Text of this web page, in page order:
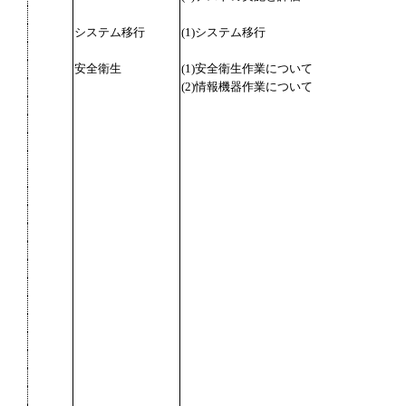
システム移行 (1)システム移行
安全衛生
(1)安全衛生作業について
(2)情報機器作業について